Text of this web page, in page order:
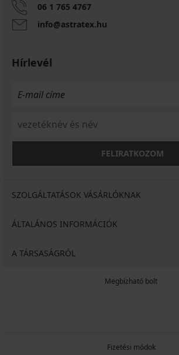
06 1 765 4767
info@astratex.hu
Hírlevél
FELIRATKOZOM
SZOLGÁLTATÁSOK VÁSÁRLÓKNAK
ÁLTALÁNOS INFORMÁCIÓK
A TÁRSASÁGRÓL
Megbízható bolt
Fizetési módok